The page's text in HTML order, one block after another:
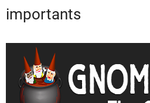
importants